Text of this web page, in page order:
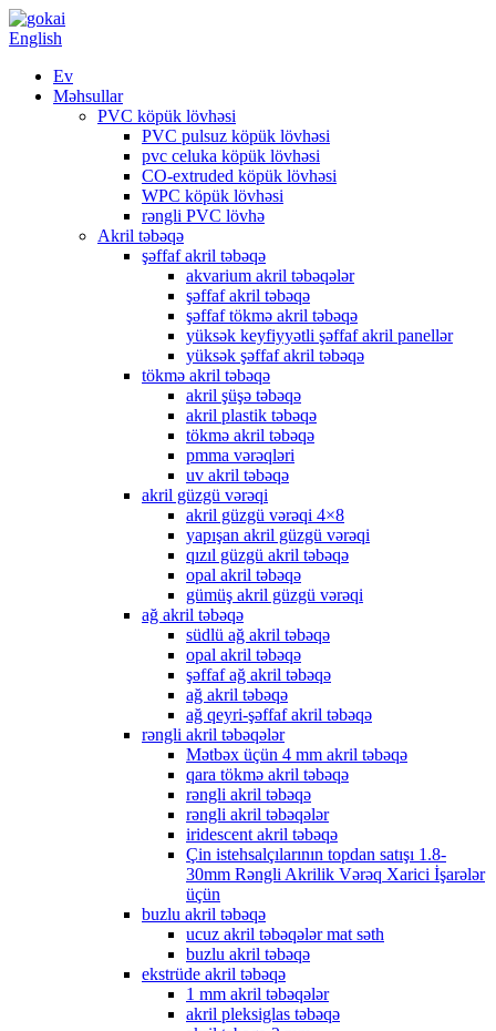
English
Ev
Məhsullar
PVC köpük lövhəsi
PVC pulsuz köpük lövhəsi
pvc celuka köpük lövhəsi
CO-extruded köpük lövhəsi
WPC köpük lövhəsi
rəngli PVC lövhə
Akril təbəqə
şəffaf akril təbəqə
akvarium akril təbəqələr
şəffaf akril təbəqə
şəffaf tökmə akril təbəqə
yüksək keyfiyyətli şəffaf akril panellər
yüksək şəffaf akril təbəqə
tökmə akril təbəqə
akril şüşə təbəqə
akril plastik təbəqə
tökmə akril təbəqə
pmma vərəqləri
uv akril təbəqə
akril güzgü vərəqi
akril güzgü vərəqi 4×8
yapışan akril güzgü vərəqi
qızıl güzgü akril təbəqə
opal akril təbəqə
gümüş akril güzgü vərəqi
ağ akril təbəqə
südlü ağ akril təbəqə
opal akril təbəqə
şəffaf ağ akril təbəqə
ağ akril təbəqə
ağ qeyri-şəffaf akril təbəqə
rəngli akril təbəqələr
Mətbəx üçün 4 mm akril təbəqə
qara tökmə akril təbəqə
rəngli akril təbəqə
rəngli akril təbəqələr
iridescent akril təbəqə
Çin istehsalçılarının topdan satışı 1.8-
30mm Rəngli Akrilik Vərəq Xarici İşarələr
üçün
buzlu akril təbəqə
ucuz akril təbəqələr mat səth
buzlu akril təbəqə
ekstrüde akril təbəqə
1 mm akril təbəqələr
akril pleksiglas təbəqə